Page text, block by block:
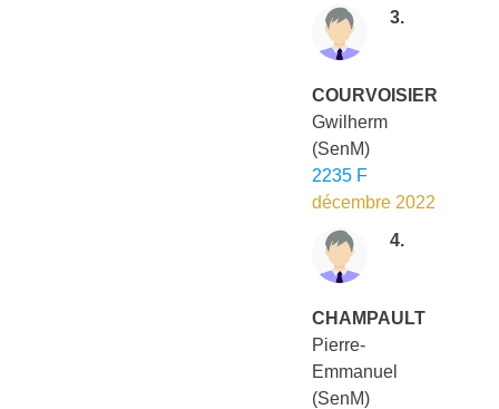
3.
COURVOISIER
Gwilherm
(SenM)
2235 F
décembre 2022
4.
CHAMPAULT
Pierre-
Emmanuel
(SenM)